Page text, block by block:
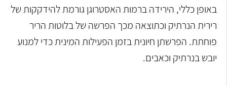
באופן כללי, הירידה ברמות האסטרוגן גורמת להידקקות של
רירית הנרתיק וכתוצאה מכך הפרשה של בלוטות הריר
פוחתת. הפרשתן חיונית בזמן הפעילות המינית כדי למנוע
יובש בנרתיק וכאבים.